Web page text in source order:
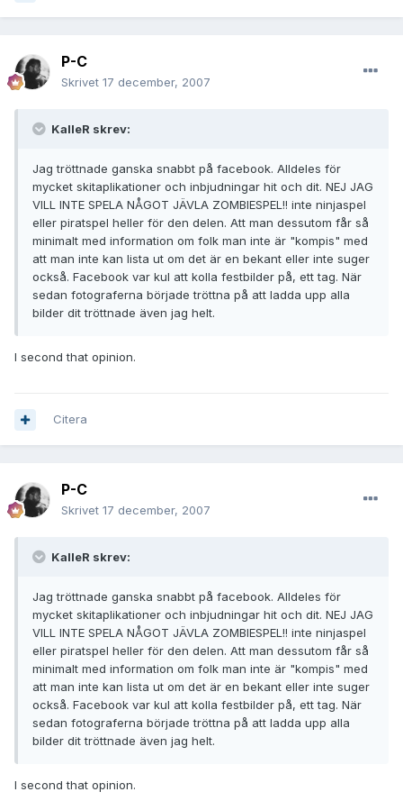
P-C
Skrivet 17 december, 2007
KalleR skrev:
Jag tröttnade ganska snabbt på facebook. Alldeles för
mycket skitaplikationer och inbjudningar hit och dit. NEJ JAG
VILL INTE SPELA NÅGOT JÄVLA ZOMBIESPEL!! inte ninjaspel
eller piratspel heller för den delen. Att man dessutom får så
minimalt med information om folk man inte är "kompis" med
att man inte kan lista ut om det är en bekant eller inte suger
också. Facebook var kul att kolla festbilder på, ett tag. När
sedan fotograferna började tröttna på att ladda upp alla
bilder dit tröttnade även jag helt.
I second that opinion.
Citera
P-C
Skrivet 17 december, 2007
KalleR skrev:
Jag tröttnade ganska snabbt på facebook. Alldeles för
mycket skitaplikationer och inbjudningar hit och dit. NEJ JAG
VILL INTE SPELA NÅGOT JÄVLA ZOMBIESPEL!! inte ninjaspel
eller piratspel heller för den delen. Att man dessutom får så
minimalt med information om folk man inte är "kompis" med
att man inte kan lista ut om det är en bekant eller inte suger
också. Facebook var kul att kolla festbilder på, ett tag. När
sedan fotograferna började tröttna på att ladda upp alla
bilder dit tröttnade även jag helt.
I second that opinion.